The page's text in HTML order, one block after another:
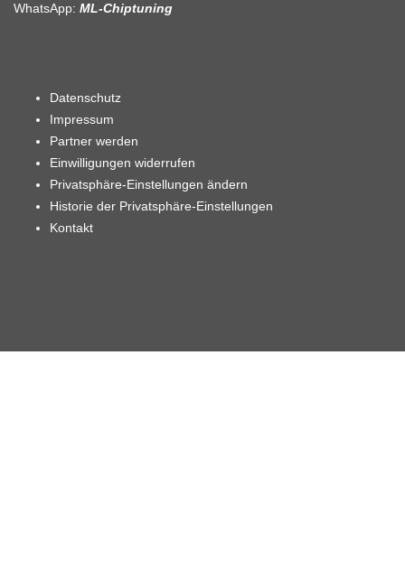
WhatsApp: ML-Chiptuning
Datenschutz
Impressum
Partner werden
Einwilligungen widerrufen
Privatsphäre-Einstellungen ändern
Historie der Privatsphäre-Einstellungen
Kontakt